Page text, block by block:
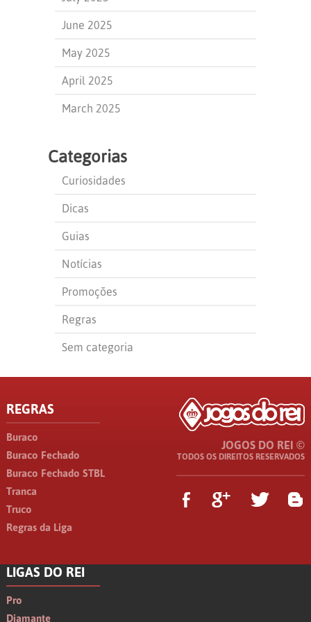
June 2025
May 2025
April 2025
March 2025
Categorias
Curiosidades
Dicas
Guias
Notícias
Promoções
Regras
Sem categoria
REGRAS
Buraco
Buraco Fechado
Buraco Fechado STBL
Tranca
Truco
Regras da Liga
LIGAS DO REI
Pro
Diamante
JOGOS DO REI ©
TODOS OS DIREITOS RESERVADOS